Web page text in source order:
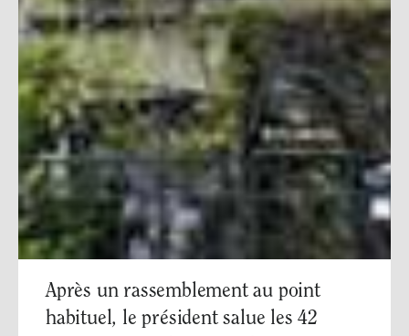
Après un rassemblement au point
habituel, le président salue les 42